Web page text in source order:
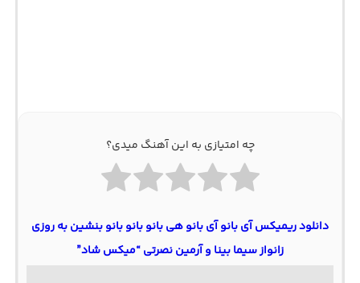
چه امتیازی به این آهنگ میدی؟
دانلود ریمیکس آی بانو آی بانو هی بانو بانو بانو بنشین به روزی
زانواز سیما بینا و آرمین نصرتی “میکس شاد”